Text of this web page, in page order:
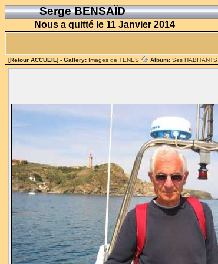
Serge BENSAÏD
Nous a quitté le 11 Janvier 2014
[Retour ACCUEIL] - Gallery: Images de TENES Album: Ses HABITANTS